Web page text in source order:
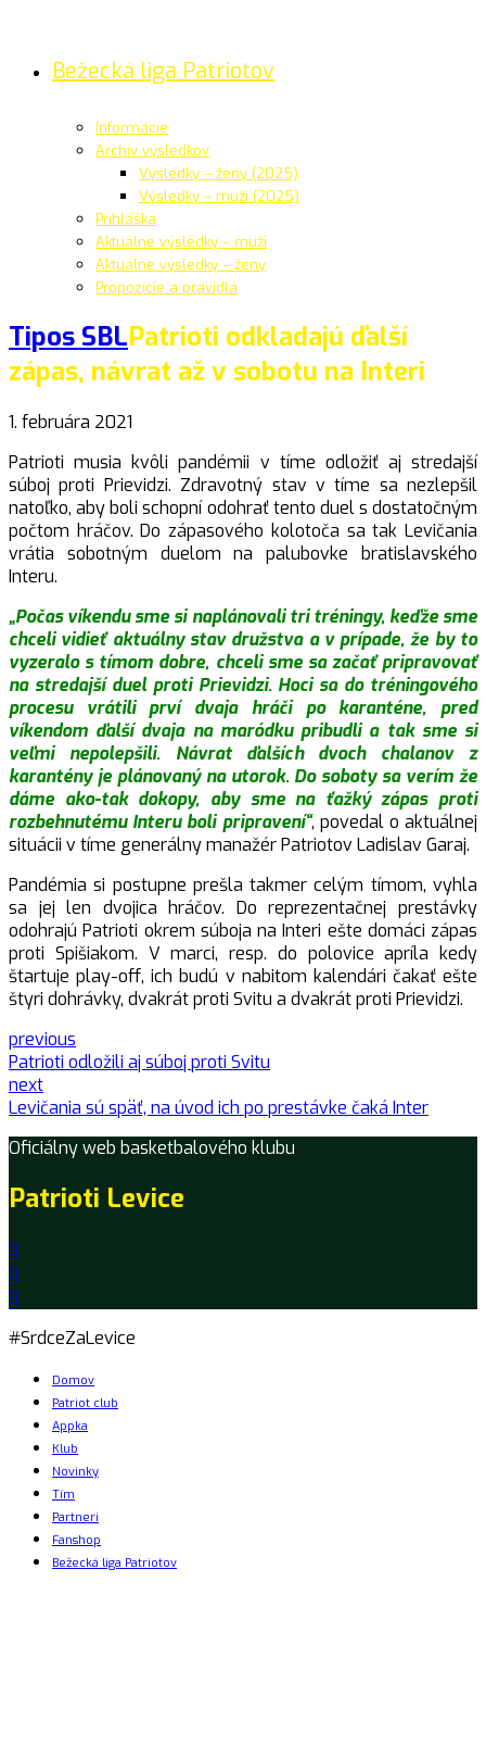
Bežecká liga Patriotov
Informácie
Archív výsledkov
Výsledky – ženy (2025)
Výsledky – muži (2025)
Prihláška
Aktuálne výsledky – muži
Aktuálne výsledky – ženy
Propozície a pravidlá
Tipos SBLPatrioti odkladajú ďalší
zápas, návrat až v sobotu na Interi
1. februára 2021
Patrioti musia kvôli pandémii v tíme odložiť aj stredajší
súboj proti Prievidzi. Zdravotný stav v tíme sa nezlepšil
natoľko, aby boli schopní odohrať tento duel s dostatočným
počtom hráčov. Do zápasového kolotoča sa tak Levičania
vrátia sobotným duelom na palubovke bratislavského
Interu.
„Počas víkendu sme si naplánovali tri tréningy, keďže sme
chceli vidieť aktuálny stav družstva a v prípade, že by to
vyzeralo s tímom dobre, chceli sme sa začať pripravovať
na stredajší duel proti Prievidzi. Hoci sa do tréningového
procesu vrátili prví dvaja hráči po karanténe, pred
víkendom ďalší dvaja na maródku pribudli a tak sme si
veľmi nepolepšili. Návrat ďalších dvoch chalanov z
karantény je plánovaný na utorok. Do soboty sa verím že
dáme ako-tak dokopy, aby sme na ťažký zápas proti
rozbehnutému Interu boli pripravení“, povedal o aktuálnej
situácii v tíme generálny manažér Patriotov Ladislav Garaj.
Pandémia si postupne prešla takmer celým tímom, vyhla
sa jej len dvojica hráčov. Do reprezentačnej prestávky
odohrajú Patrioti okrem súboja na Interi ešte domáci zápas
proti Spišiakom. V marci, resp. do polovice apríla kedy
štartuje play-off, ich budú v nabitom kalendári čakať ešte
štyri dohrávky, dvakrát proti Svitu a dvakrát proti Prievidzi.
previous
Patrioti odložili aj súboj proti Svitu
next
Levičania sú späť, na úvod ich po prestávke čaká Inter
Oficiálny web basketbalového klubu
Patrioti Levice
#SrdceZaLevice
Domov
Patriot club
Appka
Klub
Novinky
Tím
Partneri
Fanshop
Bežecká liga Patriotov